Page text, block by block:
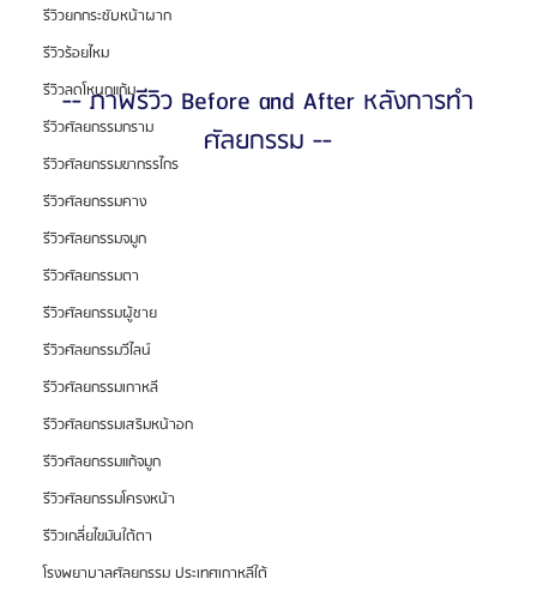
รีวิวยกกระชับหน้าผาก
รีวิวร้อยไหม
รีวิวลดโหนกแก้ม
รีวิวศัลยกรรมกราม
รีวิวศัลยกรรมขากรรไกร
รีวิวศัลยกรรมคาง
รีวิวศัลยกรรมจมูก
รีวิวศัลยกรรมตา
รีวิวศัลยกรรมผู้ชาย
รีวิวศัลยกรรมวีไลน์
รีวิวศัลยกรรมเกาหลี
รีวิวศัลยกรรมเสริมหน้าอก
รีวิวศัลยกรรมแก้จมูก
รีวิวศัลยกรรมโครงหน้า
รีวิวเกลี่ยไขมันใต้ตา
โรงพยาบาลศัลยกรรม ประเทศเกาหลีใต้
-- ภาพรีวิว Before and After หลังการทำ
ศัลยกรรม --